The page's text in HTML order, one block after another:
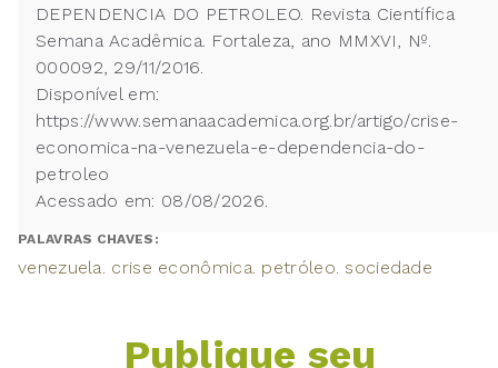
DEPENDENCIA DO PETROLEO. Revista Científica
Semana Acadêmica. Fortaleza, ano MMXVI, Nº.
000092, 29/11/2016.
Disponível em:
https://www.semanaacademica.org.br/artigo/crise-
economica-na-venezuela-e-dependencia-do-
petroleo
Acessado em: 08/08/2026.
PALAVRAS CHAVES:
venezuela. crise econômica. petróleo. sociedade
Publique seu